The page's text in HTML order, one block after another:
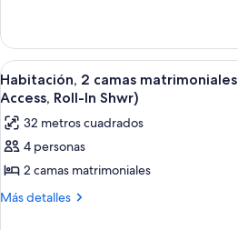
(Mobility/Hearing
Accessible,
Tub)
2
camas
matrimoniales
(Mobility/Hearing
Accessible,
Tub)
Abrir
todas
las
fotos
de
Habitación,
2
4
Habitación, 2 camas
Access, Roll-In Shwr)
32 metros cuadrados
4 personas
2 camas matrimoniales
Más detalles
Más